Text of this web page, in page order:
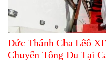
Đức Thánh Cha Lêô
Chuyến Tông Du Tại